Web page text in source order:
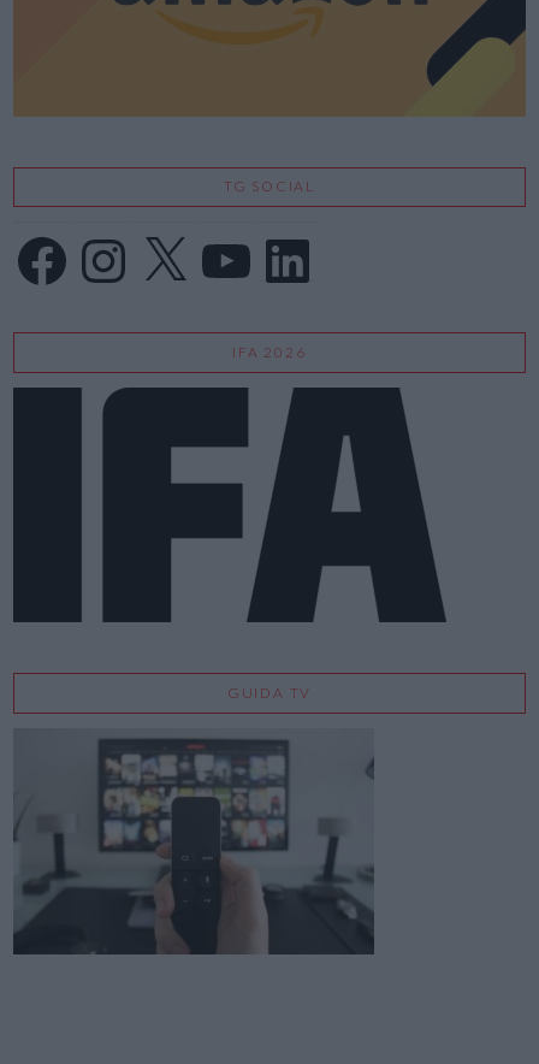
TG SOCIAL
FacebookInstagram
X YouTube LinkedIn
IFA 2026
GUIDA TV